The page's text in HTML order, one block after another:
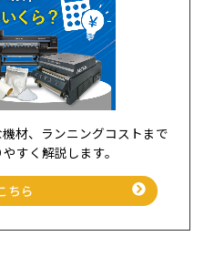
材、ランニングコストまで
すく解説します。
ちら